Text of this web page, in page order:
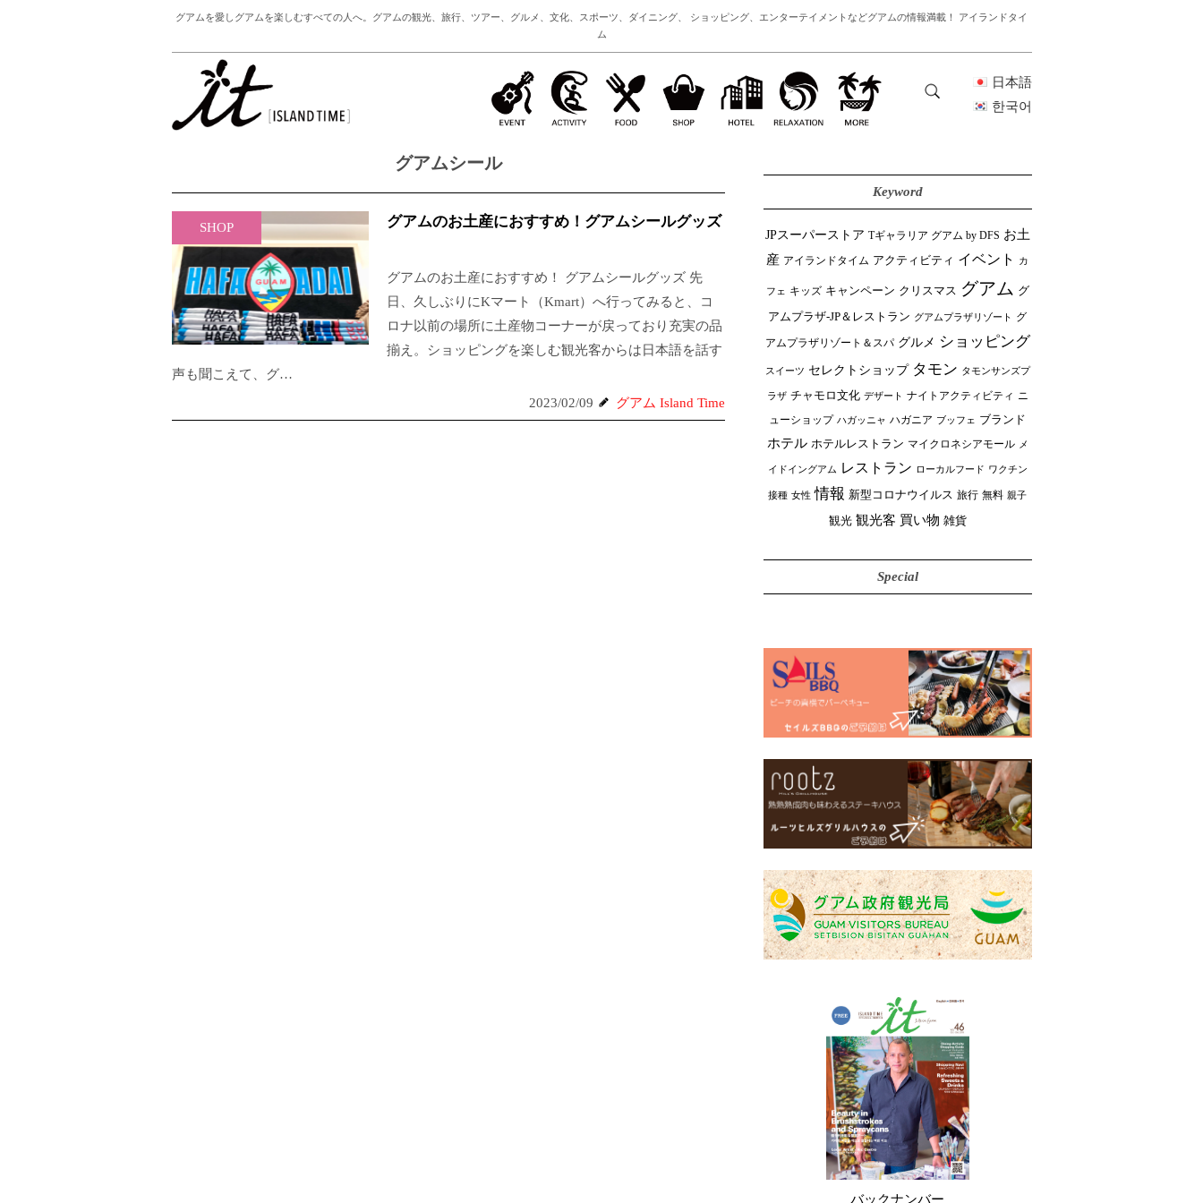
グアムを愛しグアムを楽しむすべての人へ。グアムの観光、旅行、ツアー、グルメ、文化、スポーツ、ダイニング、 ショッピング、エンターテイメントなどグアムの情報満載！ アイランドタイ
ム
日本語
한국어
グアムシール
SHOP グアムのお土産におすすめ！グアムシールグッズ
グアムのお土産におすすめ！ グアムシールグッズ 先
日、久しぶりにKマート（Kmart）へ行ってみると、コ
ロナ以前の場所に土産物コーナーが戻っており充実の品
揃え。ショッピングを楽しむ観光客からは日本語を話す
声も聞こえて、グ…
2023/02/09
グアム Island Time
Keyword
JPスーパーストア Tギャラリア グアム by DFS お土
産 アイランドタイム アクティビティ イベント カ
フェ キッズ キャンペーン クリスマス グアム グ
アムプラザ-JP＆レストラン グアムプラザリゾート グ
アムプラザリゾート＆スパ グルメ ショッピング
スイーツ セレクトショップ タモン タモンサンズプ
ラザ チャモロ文化 デザート ナイトアクティビティ ニ
ューショップ ハガッニャ ハガニア ブッフェ ブランド
ホテル ホテルレストラン マイクロネシアモール メ
イドイングアム レストラン ローカルフード ワクチン
接種 女性 情報 新型コロナウイルス 旅行 無料 親子
観光 観光客 買い物 雑貨
Special
バックナンバー